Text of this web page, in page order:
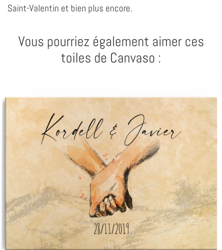
Saint-Valentin et bien plus encore.
Vous pourriez également aimer ces
toiles de Canvaso :